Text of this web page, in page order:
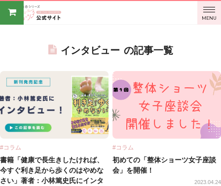
BODY
ンストア
MENU
インタビュー の記事一覧
#コラム
書籍「健康で長生きしたければ、
今すぐ利き足から歩くのはやめな
さい」著者：小林篤史氏にインタ
#コラム
初めての「整体ショーツ女子座談
会」を開催！
2023.04.24